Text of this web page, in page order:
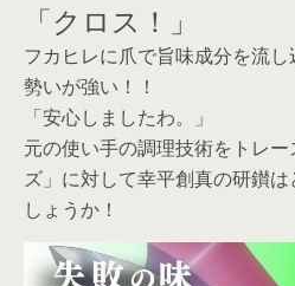
「クロス！」
フカヒレに爪で旨味成分を流し
勢いが強い！！
「安心しましたわ。」
元の使い手の調理技術をトレ
ズ」に対して幸平創真の研鑚
しょうか！